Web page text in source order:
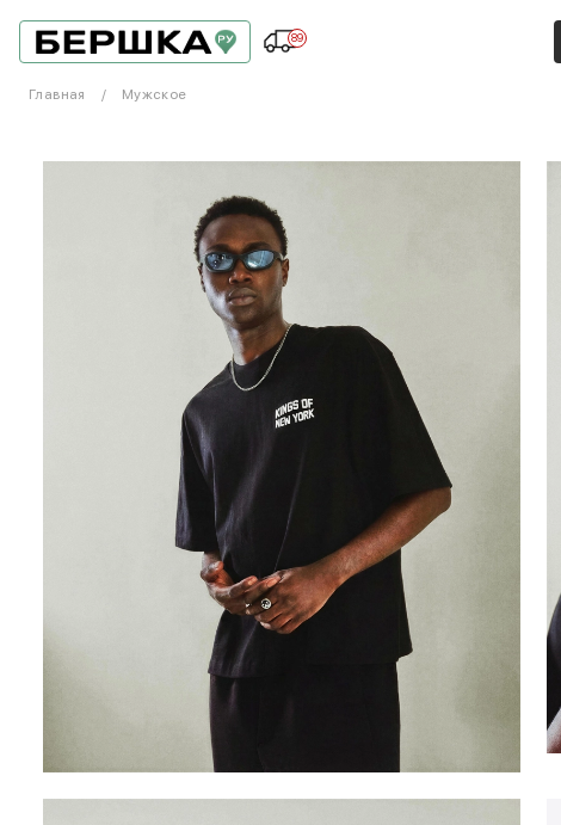
89
Главная Мужское